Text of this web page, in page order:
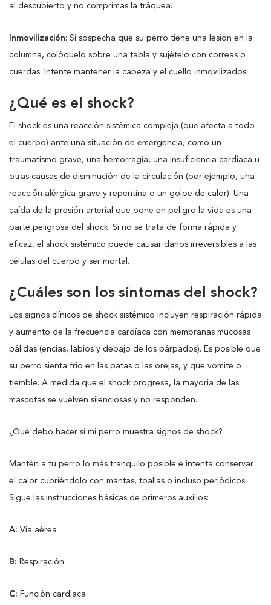
al descubierto y no comprimas la tráquea.
Inmovilización: Si sospecha que su perro tiene una lesión en la
columna, colóquelo sobre una tabla y sujételo con correas o
cuerdas. Intente mantener la cabeza y el cuello inmovilizados.
¿Qué es el shock?
El shock es una reacción sistémica compleja (que afecta a todo
el cuerpo) ante una situación de emergencia, como un
traumatismo grave, una hemorragia, una insuficiencia cardíaca u
otras causas de disminución de la circulación (por ejemplo, una
reacción alérgica grave y repentina o un golpe de calor). Una
caída de la presión arterial que pone en peligro la vida es una
parte peligrosa del shock. Si no se trata de forma rápida y
eficaz, el shock sistémico puede causar daños irreversibles a las
células del cuerpo y ser mortal.
¿Cuáles son los síntomas del shock?
Los signos clínicos de shock sistémico incluyen respiración rápida
y aumento de la frecuencia cardíaca con membranas mucosas
pálidas (encías, labios y debajo de los párpados). Es posible que
su perro sienta frío en las patas o las orejas, y que vomite o
tiemble. A medida que el shock progresa, la mayoría de las
mascotas se vuelven silenciosas y no responden.
¿Qué debo hacer si mi perro muestra signos de shock?
Mantén a tu perro lo más tranquilo posible e intenta conservar
el calor cubriéndolo con mantas, toallas o incluso periódicos.
Sigue las instrucciones básicas de primeros auxilios:
A: Vía aérea
B: Respiración
C: Función cardíaca